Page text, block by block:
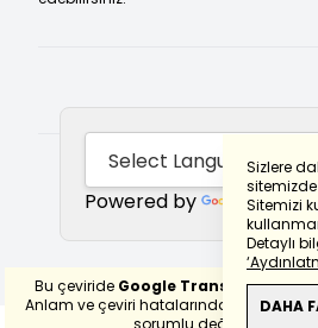
Sizlere
Sitemizi
Detaylı
DAHA
Powered by
Bu çeviride Google Translete
Anlam ve çeviri hatalarından
sorumlu değildir.